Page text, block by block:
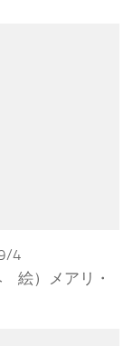
4
絵）メアリ・